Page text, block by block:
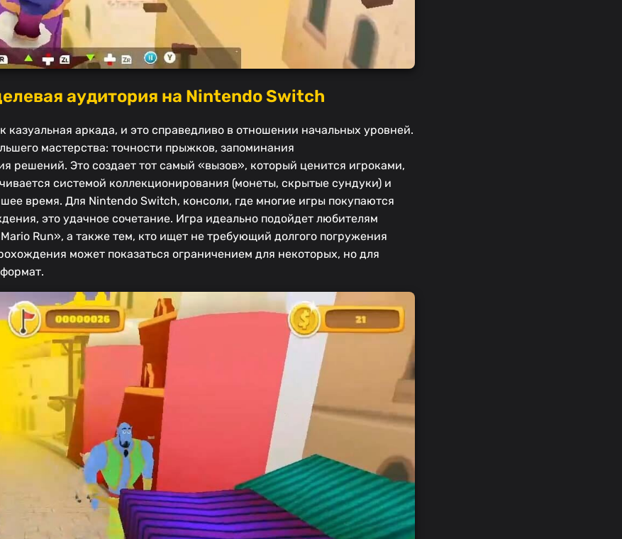
аудитория на Nintendo Switch
казуальная аркада, и это справедливо в отношении начальных уровней.
мастерства: точности прыжков, запоминания
решений. Это создает тот самый «вызов», который ценится игроками,
системой коллекционирования (монеты, скрытые сундуки) и
время. Для Nintendo Switch, консоли, где многие игры покупаются
это удачное сочетание. Игра идеально подойдет любителям
Run», а также тем, кто ищет не требующий долгого погружения
может показаться ограничением для некоторых, но для